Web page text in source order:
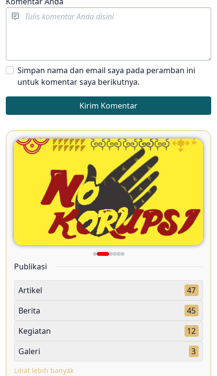
Simpan nama dan email saya pada peramban ini
untuk komentar saya berikutnya.
Kirim Komentar
Publikasi
Artikel
47
Berita
45
Kegiatan
12
Galeri
3
Lihat lebih banyak